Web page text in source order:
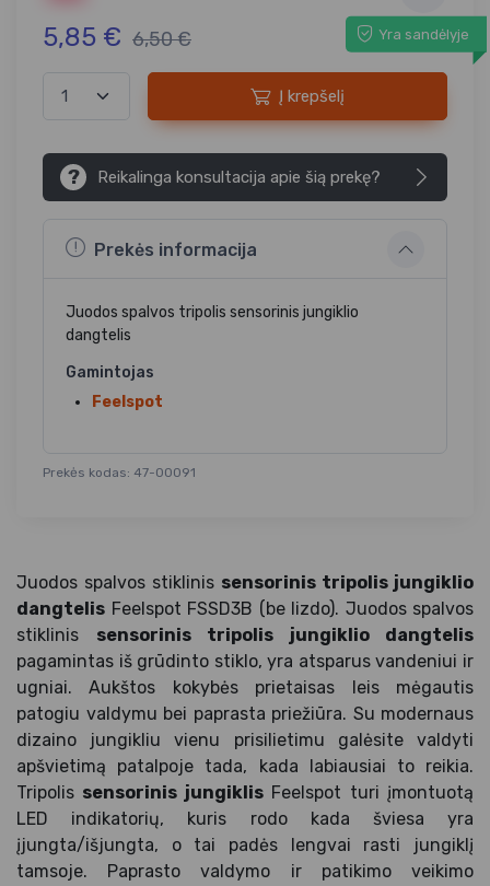
5,85 € 6,50 € Yra sandėlyje
Į krepšelį
? Reikalinga konsultacija apie šią prekę?
Prekės informacija
Juodos spalvos tripolis sensorinis jungiklio
dangtelis
Gamintojas
Feelspot
Prekės kodas: 47-00091
Juodos spalvos stiklinis sensorinis tripolis jungiklio
dangtelis Feelspot FSSD3B (be lizdo). Juodos spalvos
stiklinis sensorinis tripolis jungiklio dangtelis
pagamintas iš grūdinto stiklo, yra atsparus vandeniui ir
ugniai. Aukštos kokybės prietaisas leis mėgautis
patogiu valdymu bei paprasta priežiūra. Su modernaus
dizaino jungikliu vienu prisilietimu galėsite valdyti
apšvietimą patalpoje tada, kada labiausiai to reikia.
Tripolis sensorinis jungiklisFeelspot turi įmontuotą
LED indikatorių, kuris rodo kada šviesa yra
įjungta/išjungta, o tai padės lengvai rasti jungiklį
tamsoje. Paprasto valdymo ir patikimo veikimo